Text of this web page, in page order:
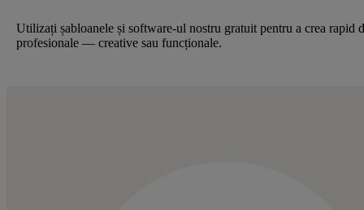
Utilizați șabloanele și software-ul nostru gratuit pentru a crea rapid
profesionale — creative sau funcționale.